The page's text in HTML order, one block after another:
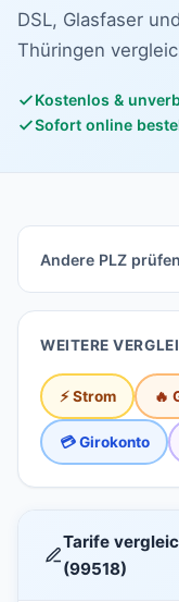
DSL, Glasfaser
Thüringen
Kostenlos &
Sofort online
Andere PLZ
WEITERE
⚡ Strom 🔥
💳 Girokonto
Tarife
(99518)